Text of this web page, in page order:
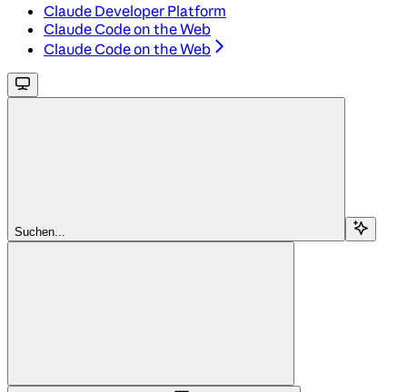
Claude Developer Platform
Claude Code on the Web
Claude Code on the Web
Suchen...